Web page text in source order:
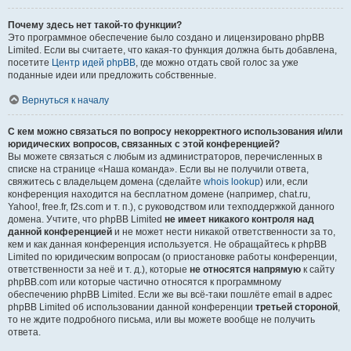
Почему здесь нет такой-то функции?
Это программное обеспечение было создано и лицензировано phpBB
Limited. Если вы считаете, что какая-то функция должна быть добавлена,
посетите Центр идей phpBB, где можно отдать свой голос за уже
поданные идеи или предложить собственные.
Вернуться к началу
С кем можно связаться по вопросу некорректного использования и/или
юридических вопросов, связанных с этой конференцией?
Вы можете связаться с любым из администраторов, перечисленных в
списке на странице «Наша команда». Если вы не получили ответа,
свяжитесь с владельцем домена (сделайте whois lookup) или, если
конференция находится на бесплатном домене (например, chat.ru,
Yahoo!, free.fr, f2s.com и т. п.), с руководством или техподдержкой данного
домена. Учтите, что phpBB Limited не имеет никакого контроля над
данной конференцией и не может нести никакой ответственности за то,
кем и как данная конференция используется. Не обращайтесь к phpBB
Limited по юридическим вопросам (о приостановке работы конференции,
ответственности за неё и т. д.), которые не относятся напрямую к сайту
phpBB.com или которые частично относятся к программному
обеспечению phpBB Limited. Если же вы всё-таки пошлёте email в адрес
phpBB Limited об использовании данной конференции третьей стороной,
то не ждите подробного письма, или вы можете вообще не получить
ответа.